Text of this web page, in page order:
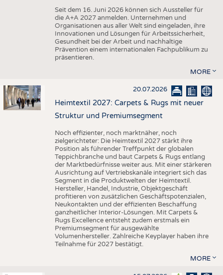
Seit dem 16. Juni 2026 können sich Aussteller für
die A+A 2027 anmelden. Unternehmen und
Organisationen aus aller Welt sind eingeladen, ihre
Innovationen und Lösungen für Arbeitssicherheit,
Gesundheit bei der Arbeit und nachhaltige
Prävention einem internationalen Fachpublikum zu
präsentieren.
MORE
20.07.2026
Heimtextil 2027: Carpets & Rugs mit neuer
Struktur und Premiumsegment
Noch effizienter, noch marktnäher, noch
zielgerichteter: Die Heimtextil 2027 stärkt ihre
Position als führender Treffpunkt der globalen
Teppichbranche und baut Carpets & Rugs entlang
der Marktbedürfnisse weiter aus. Mit einer stärkeren
Ausrichtung auf Vertriebskanäle integriert sich das
Segment in die Produktwelten der Heimtextil.
Hersteller, Handel, Industrie, Objektgeschäft
profitieren von zusätzlichen Geschäftspotenzialen,
Neukontakten und der effizienten Beschaffung
ganzheitlicher Interior-Lösungen. Mit Carpets &
Rugs Excellence entsteht zudem erstmals ein
Premiumsegment für ausgewählte
Volumenhersteller. Zahlreiche Keyplayer haben ihre
Teilnahme für 2027 bestätigt.
MORE